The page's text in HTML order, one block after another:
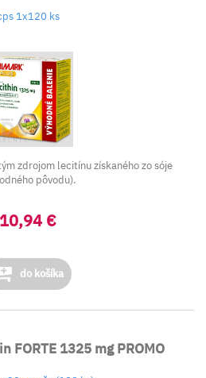
1x120 ks
zdrojom lecitínu získaného zo sóje
pôvodu).
10,94 €
do košíka
FORTE 1325 mg PROMO